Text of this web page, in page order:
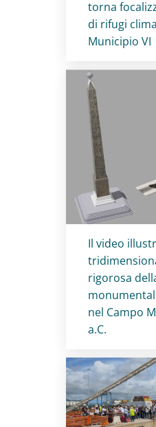
torna
di rifugi
Municipio VI
Titolo card:
Il video
rigorosa
nel Campo
a.C.